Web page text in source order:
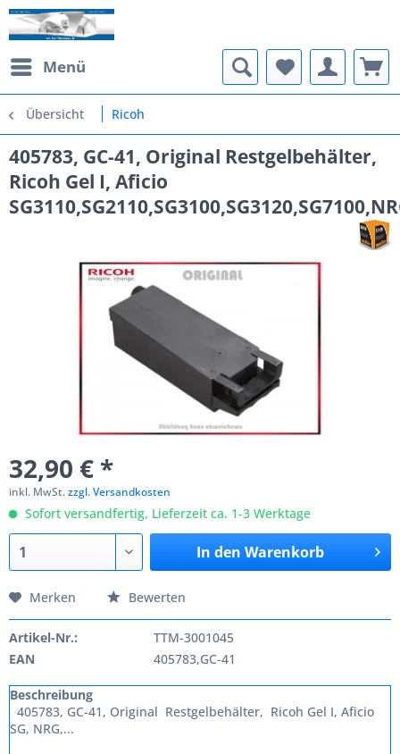
Menü
Übersicht Ricoh
405783, GC-41, Original Restgelbehälter,
Ricoh Gel I, Aficio
32,90 € *
inkl. MwSt.zzgl. Versandkosten
Sofort versandfertig, Lieferzeit ca. 1-3 Werktage
In den Warenkorb
Merken Bewerten
Artikel-Nr.:
TTM-3001045
EAN
405783,GC-41
Beschreibung
405783, GC-41, Original Restgelbehälter, Ricoh Gel I, Aficio
SG, NRG,...